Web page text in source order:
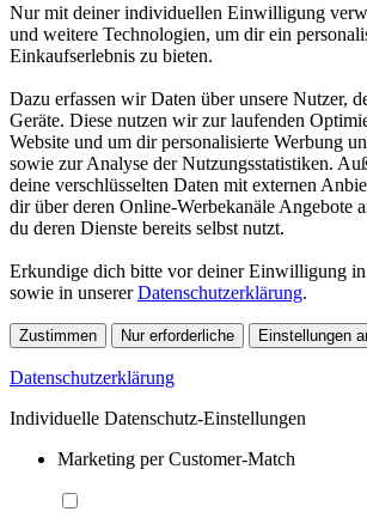
Nur mit deiner individuellen Einwilligung
und weitere Technologien, um dir ein
Einkaufserlebnis zu bieten.
Dazu erfassen wir Daten über unsere Nutzer,
Geräte. Diese nutzen wir zur laufenden
Website und um dir personalisierte Werbung
sowie zur Analyse der Nutzungsstatistiken.
deine verschlüsselten Daten mit externen
dir über deren Online-Werbekanäle Angebote
du deren Dienste bereits selbst nutzt.
Erkundige dich bitte vor deiner Einwilligung
sowie in unsererDatenschutzerklärung.
Zustimmen Nur erforderliche Einstellungen
Datenschutzerklärung
Individuelle Datenschutz-Einstellungen
Marketing per Customer-Match